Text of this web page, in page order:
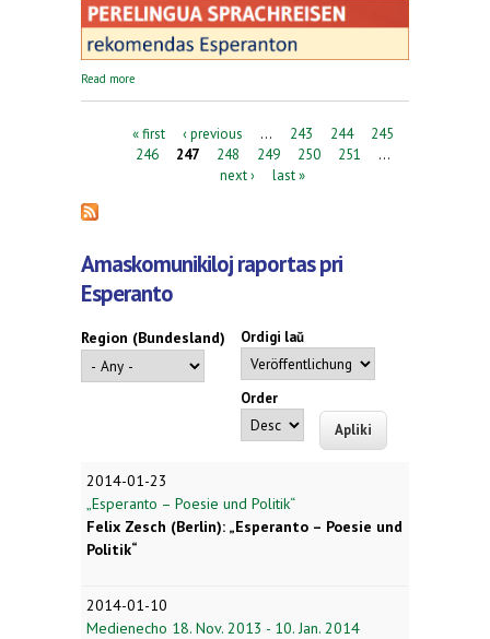
Read more
Pages« first ‹ previous … 243 244
245
246
247 248 249 250 251
…
next ›
last »
Amaskomunikiloj raportas pri
Esperanto
Region (Bundesland) Ordigi laŭ
Order
2014-01-23
„Esperanto – Poesie und Politik“
Felix Zesch (Berlin): „Esperanto – Poesie und
Politik“
2014-01-10
Medienecho 18. Nov. 2013 - 10. Jan. 2014